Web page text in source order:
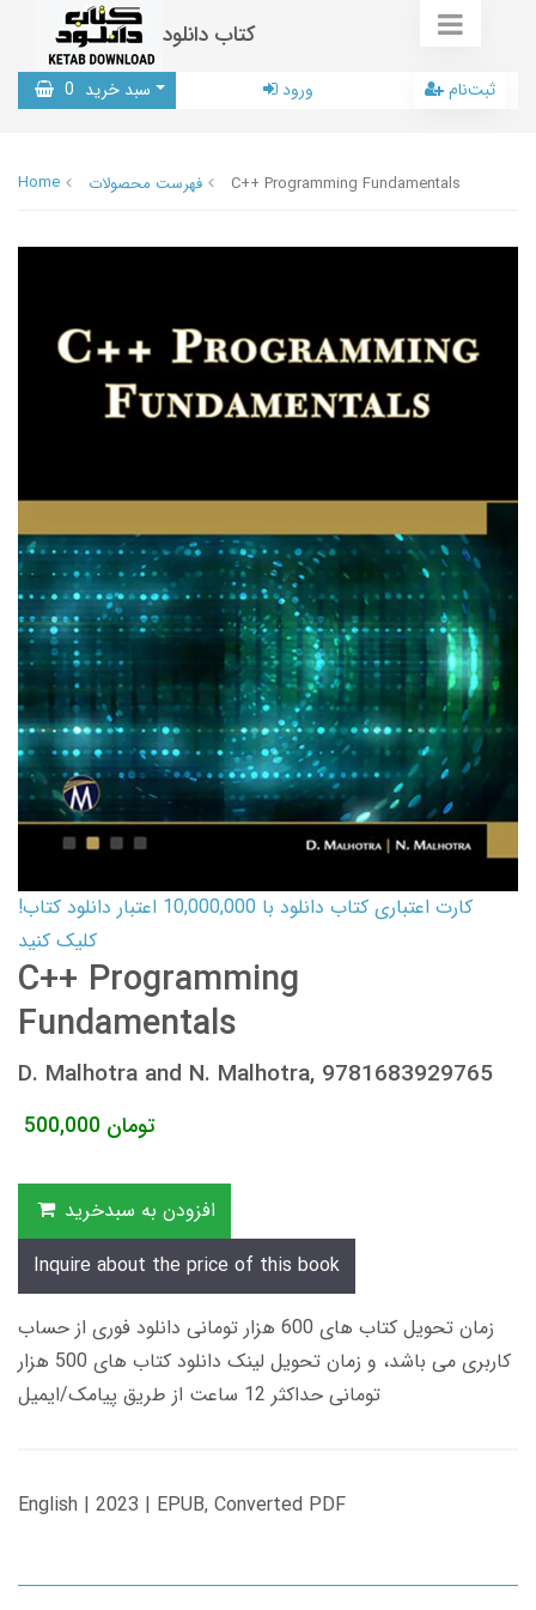
کتاب دانلود
سبد خرید 0 ورود ثبت‌نام
Home فهرست محصولات C++ Programming Fundamentals
کارت اعتباری کتاب دانلود با 10,000,000 اعتبار دانلود کتاب!
کلیک کنید
C++ Programming
Fundamentals
D. Malhotra and N. Malhotra, 9781683929765
500,000 تومان
افزودن به سبدخرید
Inquire about the price of this book
زمان تحویل کتاب های 600 هزار تومانی دانلود فوری از حساب
کاربری می باشد، و زمان تحویل لینک دانلود کتاب های 500 هزار
تومانی حداکثر 12 ساعت از طریق پیامک/ایمیل
English | 2023 | EPUB, Converted PDF